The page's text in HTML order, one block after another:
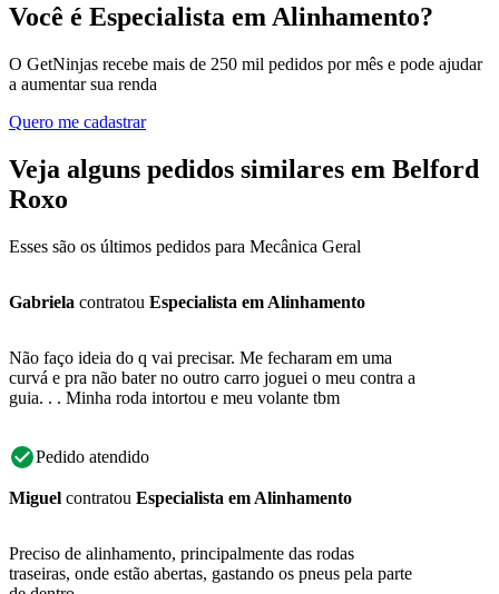
Você é Especialista em Alinhamento?
O GetNinjas recebe mais de 250 mil pedidos por mês e pode ajudar
a aumentar sua renda
Quero me cadastrar
Veja alguns pedidos similares em Belford
Roxo
Esses são os últimos pedidos para Mecânica Geral
Gabriela contratou Especialista em Alinhamento
Não faço ideia do q vai precisar. Me fecharam em uma
curvá e pra não bater no outro carro joguei o meu contra a
guia. . . Minha roda intortou e meu volante tbm
Pedido atendido
Miguel contratou Especialista em Alinhamento
Preciso de alinhamento, principalmente das rodas
traseiras, onde estão abertas, gastando os pneus pela parte